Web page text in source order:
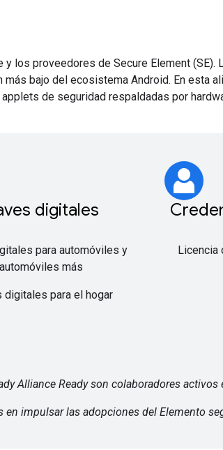
y los proveedores de Secure Element
más bajo del ecosistema Android. En
de seguridad respaldadas por
digitales
para automóviles y
automóviles más
digitales para el hogar
Licencia
Alliance Ready son colaboradores activos
en impulsar las adopciones del Elemento